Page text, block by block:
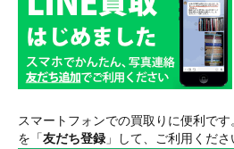
スマートフォンでの買取りに便利で
を「友だち登録 」して、ご利用くださ